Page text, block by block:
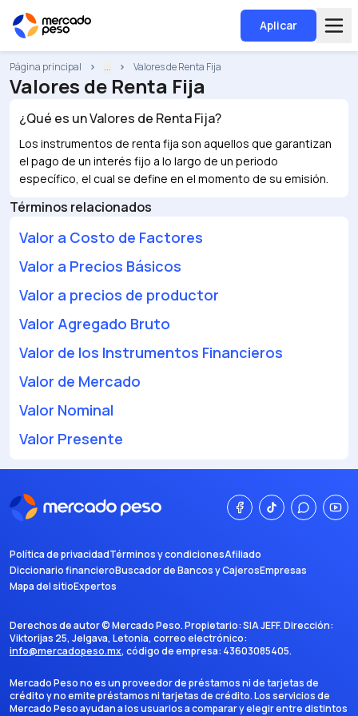
Aplicar
Página principal ... Valores de Renta Fija
Valores de Renta Fija
¿Qué es unValores de Renta Fija?
Los instrumentos de renta fija son aquellos que garantizan
el pago de un interés fijo a lo largo de un periodo
específico, el cual se define en el momento de su emisión.
Términos relacionados
Valor a Costo de Factores
Valor a Precios Básicos
Valor a precios de productor
Valor Agregado Bruto
Valor de los Instrumentos Financieros
Valor de Mercado
Valor Nominal
Valor Presente
Política de privacidadTérminos y condicionesAfiliado
Diccionario financieroBuscador de Bancos y CajerosEmpresas
Mapa del sitioExpertos
Derechos de autor ©Mercado Peso. Propietario:SIA JEFF. Dirección:
Viktorijas 25, Jelgava, Letonia, correo electrónico:
info@mercadopeso.mx, código de empresa: 43603085405.
Mercado Peso no es un proveedor de préstamos ni de tarjetas de
crédito y no emite préstamos ni tarjetas de crédito. Los servicios de
Mercado Peso ayudan a los usuarios a comparar y elegir entre distintos